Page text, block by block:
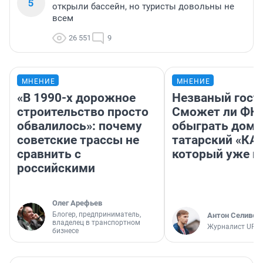
открыли бассейн, но туристы довольны не
всем
26 551 9
МНЕНИЕ
«В 1990-х дорожное
строительство просто
обвалилось»: почему
советские трассы не
сравнить с
российскими
Олег Арефьев
Блогер, предприниматель,
владелец в транспортном
бизнесе
МНЕНИЕ
Незваный
Сможет ли ФК
обыграть дома
татарский
который уже
Антон
Журналист